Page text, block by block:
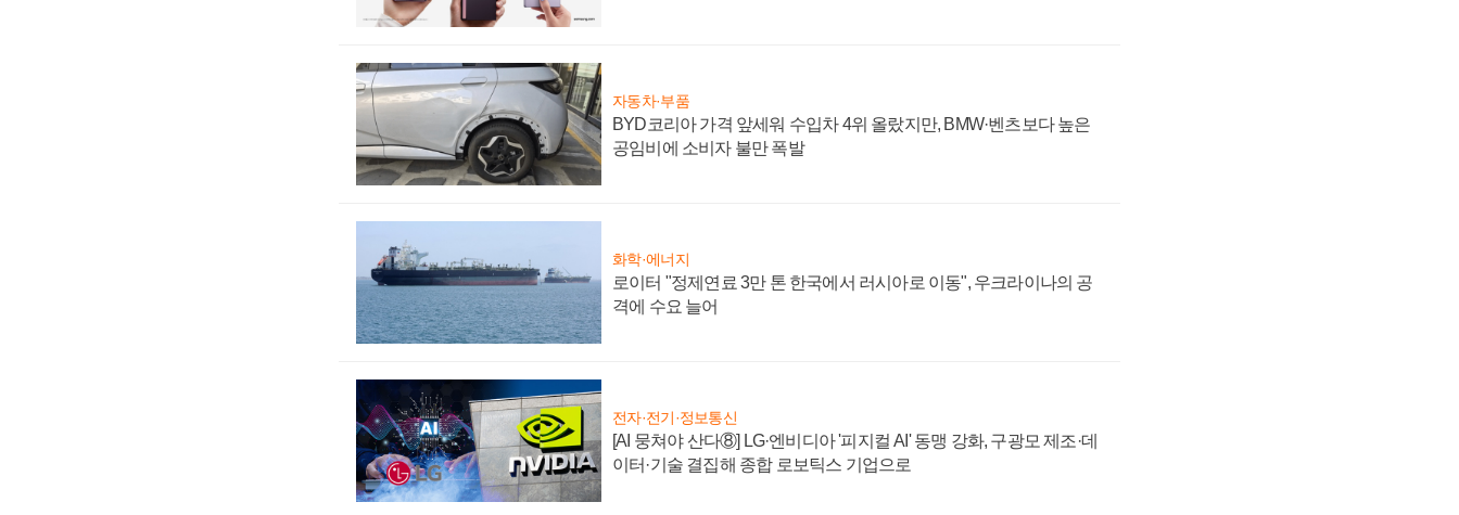
자동차·부품
BYD코리아 가격 앞세워 수입차 4위 올랐지만, BMW·벤츠보다 높은
공임비에 소비자 불만 폭발
화학·에너지
로이터 "정제연료 3만 톤 한국에서 러시아로 이동", 우크라이나의 공
격에 수요 늘어
전자·전기·정보통신
[AI 뭉쳐야 산다⑧] LG·엔비디아 '피지컬 AI' 동맹 강화, 구광모 제조·데
이터·기술 결집해 종합 로보틱스 기업으로